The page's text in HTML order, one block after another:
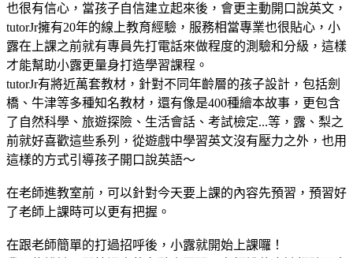
也很有信心，當孩子自信建立起來後，會更主動開口說英文，
tutorJr擁有20年的線上教育經驗，服務相當專業也很貼心，小
露在上課之前就有專員先打電話來做程度的測驗和分級，這樣
才能幫助小露更量身打造學習課程。
tutorJr有將近萬套教材，針對不同年齡層的孩子設計，包括劍
橋、牛津等多種知名教材，還有像是400種繪本故事，更包含
了自然科學、旅遊探險、生活會話、考試檢定...等，露、梨之
前就好喜歡這些系列，從遊戲中學習英文沒有壓力之外，也用
這樣的方式引導孩子開口說英語～
在老師進教室前，可以針對今天要上課的內容先預習，預習好
了老師上課時可以更有把握。
在跟老師簡單的打過招呼後，小露就開始上課囉！